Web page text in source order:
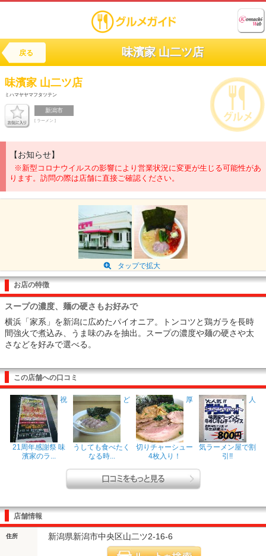
戻る 味濱家 山二ツ店
味濱家 山二ツ店
ミハマヤヤマフタツテン
新潟市
[ ラーメン ]
【お知らせ】
※新型コロナウイルスの影響により営業状況に変更が生じる可能性があ
ります。訪問の際は店舗に直接ご確認ください。
タップで拡大
お店の特徴
スープの濃度、麺の硬さもお好みで
横浜「家系」を新潟に広めたパイオニア。トンコツと鶏ガラを長時
間強火で煮込み、うま味のみを抽出。スープの濃度や麺の硬さや太
さなどを好みで選べる。
この店舗への口コミ
祝
21周年感謝祭 味
濱家のラ...
ど
うしても食べたく
なる時...
厚
切りチャーシュー
4枚入り！
人
気ラーメン屋で割
引!!
店舗情報
住所 新潟県新潟市中央区山二ツ2-16-6